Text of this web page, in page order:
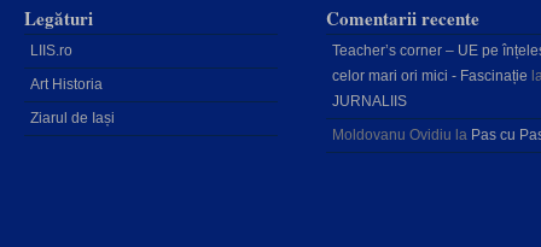
Legături
LIIS.ro
Art Historia
Ziarul de Iași
Comentarii recente
Teacher’s corner – UE pe
celor mari ori mici - Fascinație
JURNALIIS
Moldovanu Ovidiu la Pas cu